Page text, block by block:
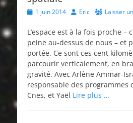
Posted1 juin 2014 Author
Eric Laisser
L’espace est à la fois proche –
peine au-dessus de nous – et
portée. Ce sont ces cent
parcourir verticalement, en
gravité. Avec Arlène Ammar-
responsable des programmes
Cnes, et Yaël Lire plus …